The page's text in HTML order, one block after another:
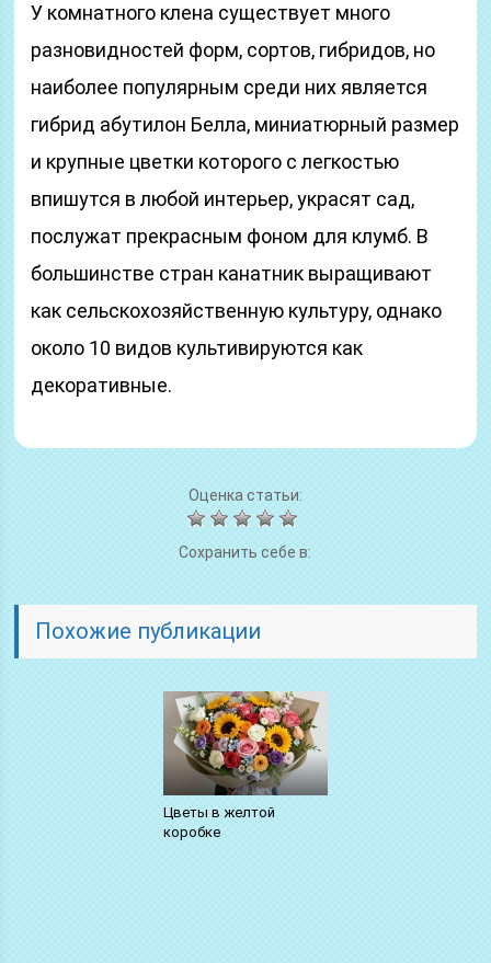
У комнатного клена существует много
разновидностей форм, сортов, гибридов, но
наиболее популярным среди них является
гибрид абутилон Белла, миниатюрный размер
и крупные цветки которого с легкостью
впишутся в любой интерьер, украсят сад,
послужат прекрасным фоном для клумб. В
большинстве стран канатник выращивают
как сельскохозяйственную культуру, однако
около 10 видов культивируются как
декоративные.
Оценка статьи:
Сохранить себе в:
Похожие публикации
Цветы в желтой
коробке